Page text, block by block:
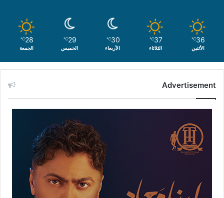
36
℃
الأثنين
37
℃
الثلاثاء
30
℃
الأربعاء
29
℃
الخميس
28
℃
الجمعة
Advertisement